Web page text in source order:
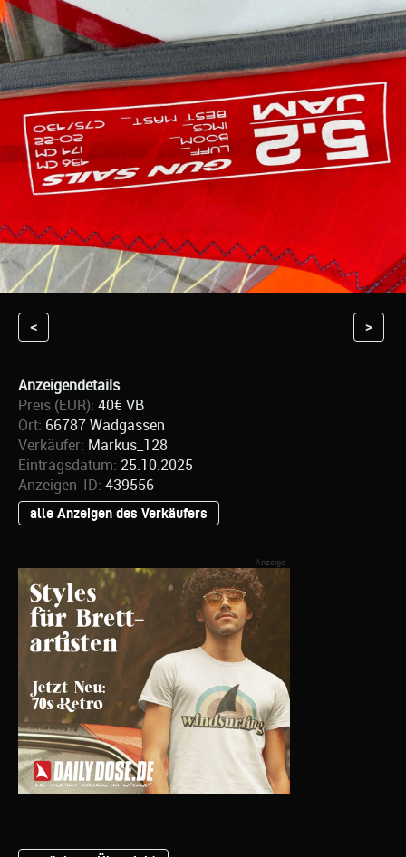
< >
Anzeigendetails
Preis (EUR): 40€ VB
Ort: 66787 Wadgassen
Verkäufer: Markus_128
Eintragsdatum: 25.10.2025
Anzeigen-ID: 439556
alle Anzeigen des Verkäufers